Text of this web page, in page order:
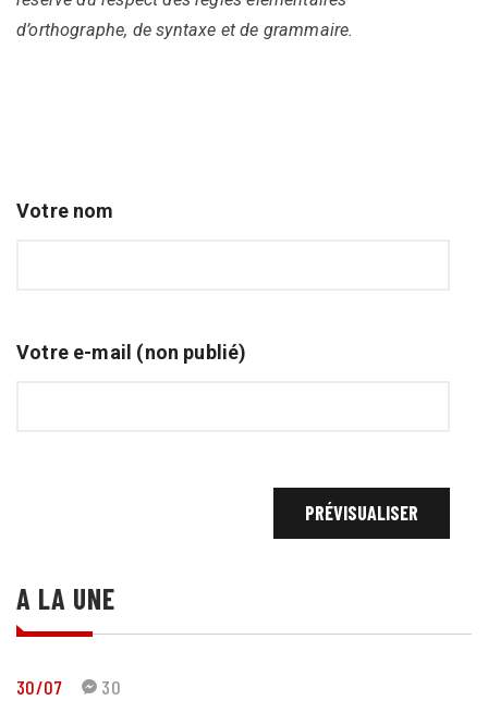
d’orthographe, de syntaxe et de grammaire.
Votre nom
Votre e-mail (non publié)
A LA UNE
30/07 30